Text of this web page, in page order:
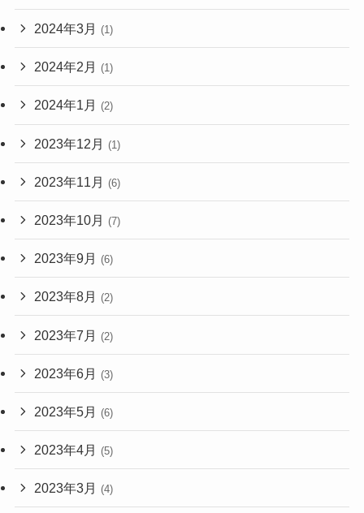
2024年3月 (1)
2024年2月 (1)
2024年1月 (2)
2023年12月 (1)
2023年11月 (6)
2023年10月 (7)
2023年9月 (6)
2023年8月 (2)
2023年7月 (2)
2023年6月 (3)
2023年5月 (6)
2023年4月 (5)
2023年3月 (4)